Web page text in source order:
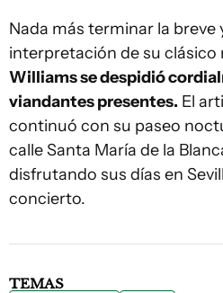
Nada más terminar la breve
interpretación de su clásico
Williams se despidió
viandantes presentes. El
continuó con su paseo
calle Santa María de la
disfrutando sus días en
concierto.
TEMAS